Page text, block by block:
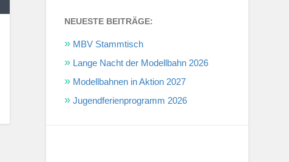
NEUESTE BEITRÄGE:
MBV Stammtisch
Lange Nacht der Modellbahn 2026
Modellbahnen in Aktion 2027
Jugendferienprogramm 2026